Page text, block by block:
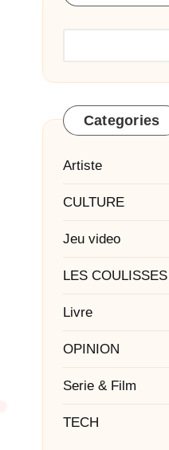
Categories
Artiste
CULTURE
Jeu video
LES COULISSES
Livre
OPINION
Serie & Film
TECH